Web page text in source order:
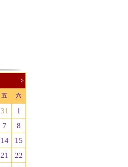
>
五 六
31
1
7
8
14
15
21
22